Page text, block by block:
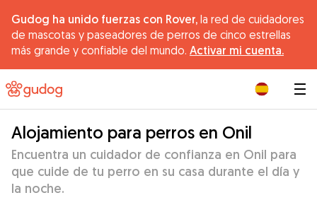
Gudog ha unido fuerzas con Rover, la red de cuidadores
de mascotas y paseadores de perros de cinco estrellas
más grande y confiable del mundo. Activar mi cuenta.
Alojamiento para perros en Onil
Encuentra un cuidador de confianza en Onil para
que cuide de tu perro en su casa durante el día y
la noche.